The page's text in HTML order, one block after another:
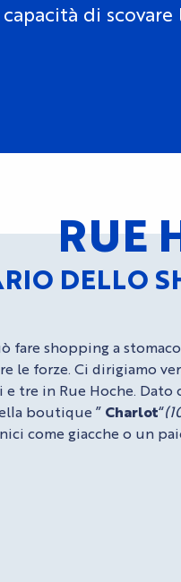
capacità di scovare
RUE
DELLO
fare shopping a
le forze. Ci dirigiamo
tre in Rue Hoche. Dato
boutique ” Charlot“
come giacche o un